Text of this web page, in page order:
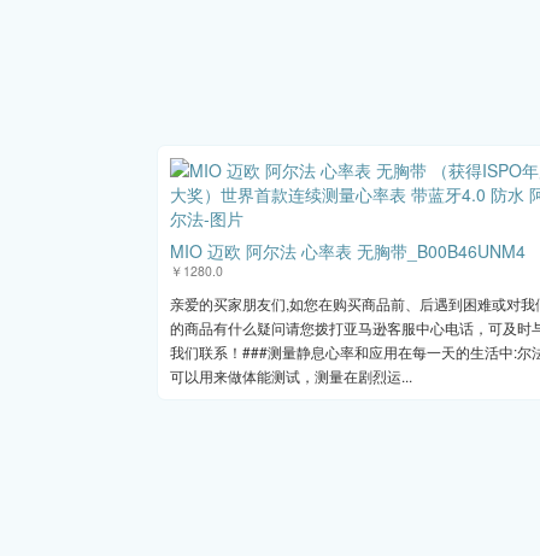
MIO 迈欧 阿尔法 心率表 无胸带_B00B46UNM4
￥1280.0
亲爱的买家朋友们,如您在购买商品前、后遇到困难或对我
的商品有什么疑问请您拨打亚马逊客服中心电话，可及时
我们联系！###测量静息心率和应用在每一天的生活中:尔
可以用来做体能测试，测量在剧烈运...